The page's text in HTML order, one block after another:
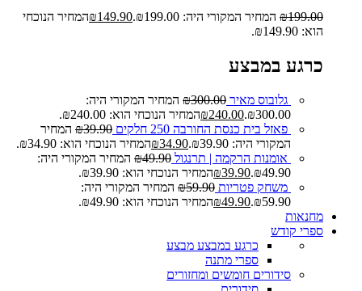
₪199.00 המחיר המקורי היה: ₪199.00. ₪149.90
המחיר הנוכחי
הוא: ₪149.90.
כרגע במבצע
גלובוס מאיר ₪300.00
המחיר המקורי היה:
₪300.00.
₪240.00
המחיר הנוכחי הוא: ₪240.00.
פאזל בית כנסת החורבה 250 חלקים
₪39.90
המחיר
המקורי היה: ₪39.90.
₪34.90
המחיר הנוכחי הוא: ₪34.90.
אומנות הרקמה | תרנגול
₪49.90
המחיר המקורי היה:
₪49.90.
₪39.90
המחיר הנוכחי הוא: ₪39.90.
משחק פטריות
₪59.90
המחיר המקורי היה:
₪59.90.
₪49.90
המחיר הנוכחי הוא: ₪49.90.
מחנאות
ספרי קודש
כרגע במבצע מבצע
ספרי מתנה
סידורים חומשים ומחזורים